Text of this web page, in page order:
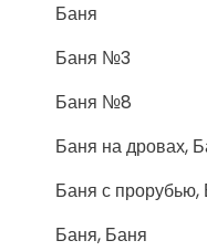
Баня
Баня №3
Баня №8
Баня на дровах,
Баня с
Баня, Баня